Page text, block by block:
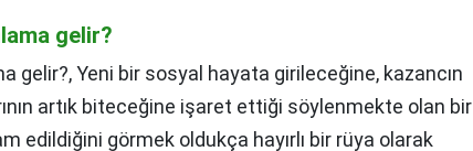
gelir?
gelir?,Yeni bir sosyal hayata girileceğine, kazancın
artık biteceğine işaret ettiği söylenmekte olan bir
edildiğini görmek oldukça hayırlı bir rüya olarak